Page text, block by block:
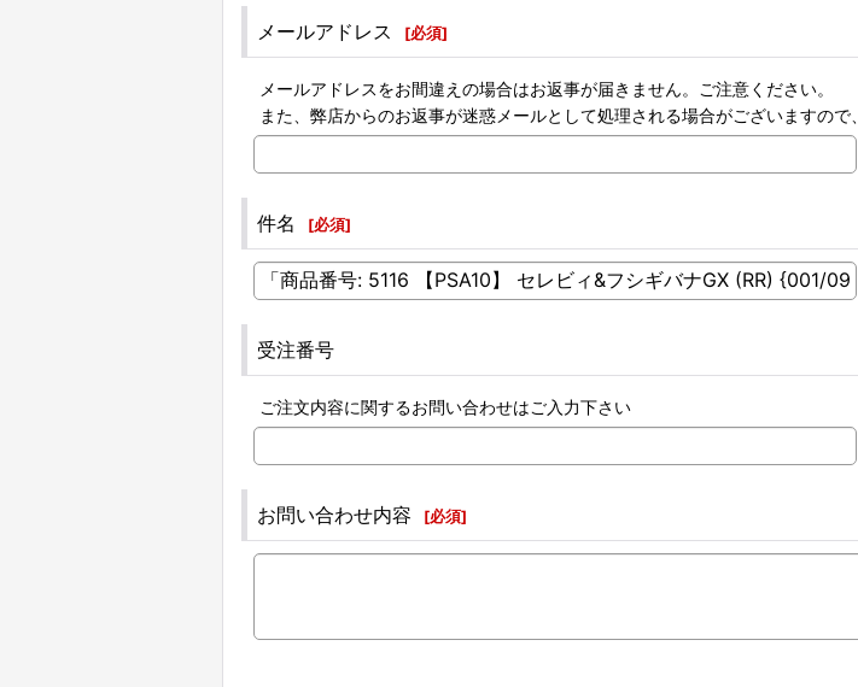
メールアドレス [必須]
メールアドレスをお間違えの場合はお返事が届きません。ご注意ください。
また、弊店からのお返事が迷惑メールとして処理される場合がございますので
件名 [必須]
受注番号
ご注文内容に関するお問い合わせはご入力下さい
お問い合わせ内容 [必須]